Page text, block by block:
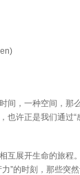
间，一种空间，那
也许正是我们通过“
互展开生命的旅程
”的时刻，那些突